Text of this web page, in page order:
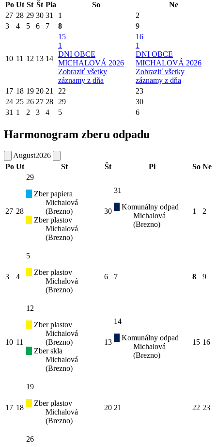
Po Ut St Št Pia So
Ne
27 28 29 30 31 1
2
3
4 5 6 7 8 9
10 11 12 13 14
15
1
DNI OBCE
MICHALOVÁ 2026
Zobraziť všetky
záznamy z dňa
16
1
DNI OBCE
MICHALOVÁ 2026
Zobraziť všetky
záznamy z dňa
17 18 19 20 21 22
23
24 25 26 27 28 29
30
31 1 2 3 4 5 6
Harmonogram zberu odpadu
August2026
Po Ut St Št Pi So Ne
27 28
29
Zber papiera
Michalová
(Brezno)
Zber plastov
Michalová
(Brezno)
30
31
Komunálny odpad
Michalová
(Brezno)
1 2
3 4
5
Zber plastov
Michalová
(Brezno)
6 7 8 9
10 11
12
Zber plastov
Michalová
(Brezno)
Zber skla
Michalová
(Brezno)
13
14
Komunálny odpad
Michalová
(Brezno)
15 16
17 18
19
Zber plastov
Michalová
(Brezno)
20 21 22 23
26